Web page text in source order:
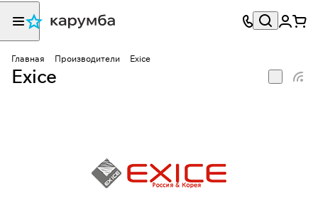
Главная Производители Exice
Exice